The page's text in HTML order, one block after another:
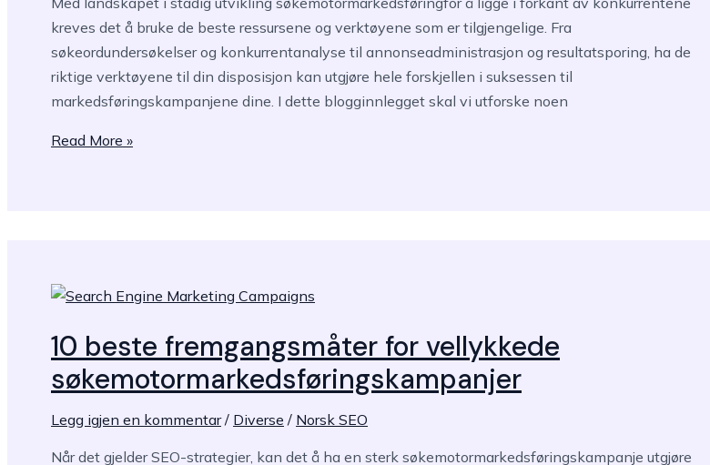
kreves det å bruke de beste ressursene og verktøyene som er tilgjengelige. Fra
søkeordundersøkelser og konkurrentanalyse til annonseadministrasjon og resultatsporing, ha de
riktige verktøyene til din disposisjon kan utgjøre hele forskjellen i suksessen til
markedsføringskampanjene dine. I dette blogginnlegget skal vi utforske noen
Toppverktøy
søkemotormarkedsføringen
Read More »
10 beste fremgangsmåter for vellykkede
søkemotormarkedsføringskampanjer
Legg igjen en kommentar / Diverse / Norsk SEO
Når det gjelder SEO-strategier, kan det å ha en sterk søkemotormarkedsføringskampanje utgjøre